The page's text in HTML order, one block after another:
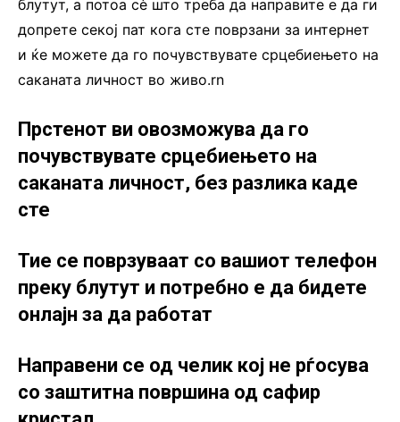
блутут, а потоа сè што треба да направите е да ги
допрете секој пат кога сте поврзани за интернет
и ќе можете да го почувствувате срцебиењето на
саканата личност во живо.rn
Прстенот ви овозможува да го
почувствувате срцебиењето на
саканата личност, без разлика каде
сте
Тие се поврзуваат со вашиот телефон
преку блутут и потребно е да бидете
онлајн за да работат
Направени се од челик кој не рѓосува
со заштитна површина од сафир